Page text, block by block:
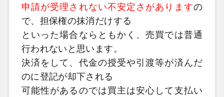
申請が受理されない不安定さがありますの
で、担保権の抹消だけする
といった場合ならともかく、売買では普通
行われないと思います。
決済をして、代金の授受や引渡等が済んだ
のに登記が却下される
可能性があるのでは買主は安心して支払い